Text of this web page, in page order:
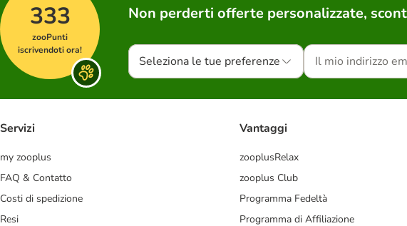
333
zooPunti
iscrivendoti ora!
Non perderti offerte personalizzate,
Seleziona le tue preferenze
Servizi
my zooplus
FAQ & Contatto
Costi di spedizione
Resi
Vantaggi
zooplusRelax
zooplus Club
Programma Fedeltà
Programma di Affiliazione